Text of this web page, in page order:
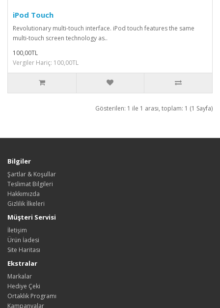
iPod Touch
Revolutionary multi-touch interface. iPod touch features the same
multi-touch screen technology as..
100,00TL
Vergiler Hariç: 100,00TL
Gösterilen: 1 ile 1 arası, toplam: 1 (1 Sayfa)
Bilgiler
Şartlar & Koşullar
Teslimat Bilgileri
Hakkımızda
Gizlilik İlkeleri
Müşteri Servisi
İletişim
Ürün İadesi
Site Haritası
Ekstralar
Markalar
Hediye Çeki
Ortaklık Programı
Kampanyalar